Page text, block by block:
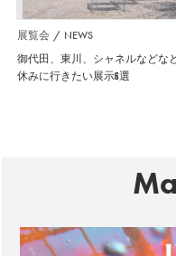
展覧会 NEWS
御代田、東川、シャネルなどな
休みに行きたい展示6選